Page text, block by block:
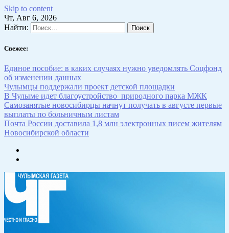
Skip to content
Чт, Авг 6, 2026
Найти:
Свежее:
Единое пособие: в каких случаях нужно уведомлять Соцфонд
об изменении данных
Чулымцы поддержали проект детской площадки
В Чулыме идет благоустройство природного парка МЖК
Самозанятые новосибирцы начнут получать в августе первые
выплаты по больничным листам
Почта России доставила 1,8 млн электронных писем жителям
Новосибирской области